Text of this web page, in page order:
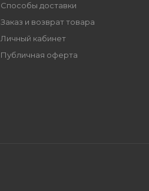
Способы доставки
Заказ и возврат товара
Личный кабинет
Публичная оферта